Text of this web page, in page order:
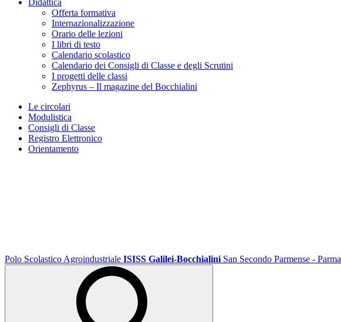
Didattica
Offerta formativa
Internazionalizzazione
Orario delle lezioni
I libri di testo
Calendario scolastico
Calendario dei Consigli di Classe e degli Scrutini
I progetti delle classi
Zephyrus – Il magazine del Bocchialini
Le circolari
Modulistica
Consigli di Classe
Registro Elettronico
Orientamento
Polo Scolastico Agroindustriale ISISS Galilei-Bocchialini San Secondo Parmense - Parma